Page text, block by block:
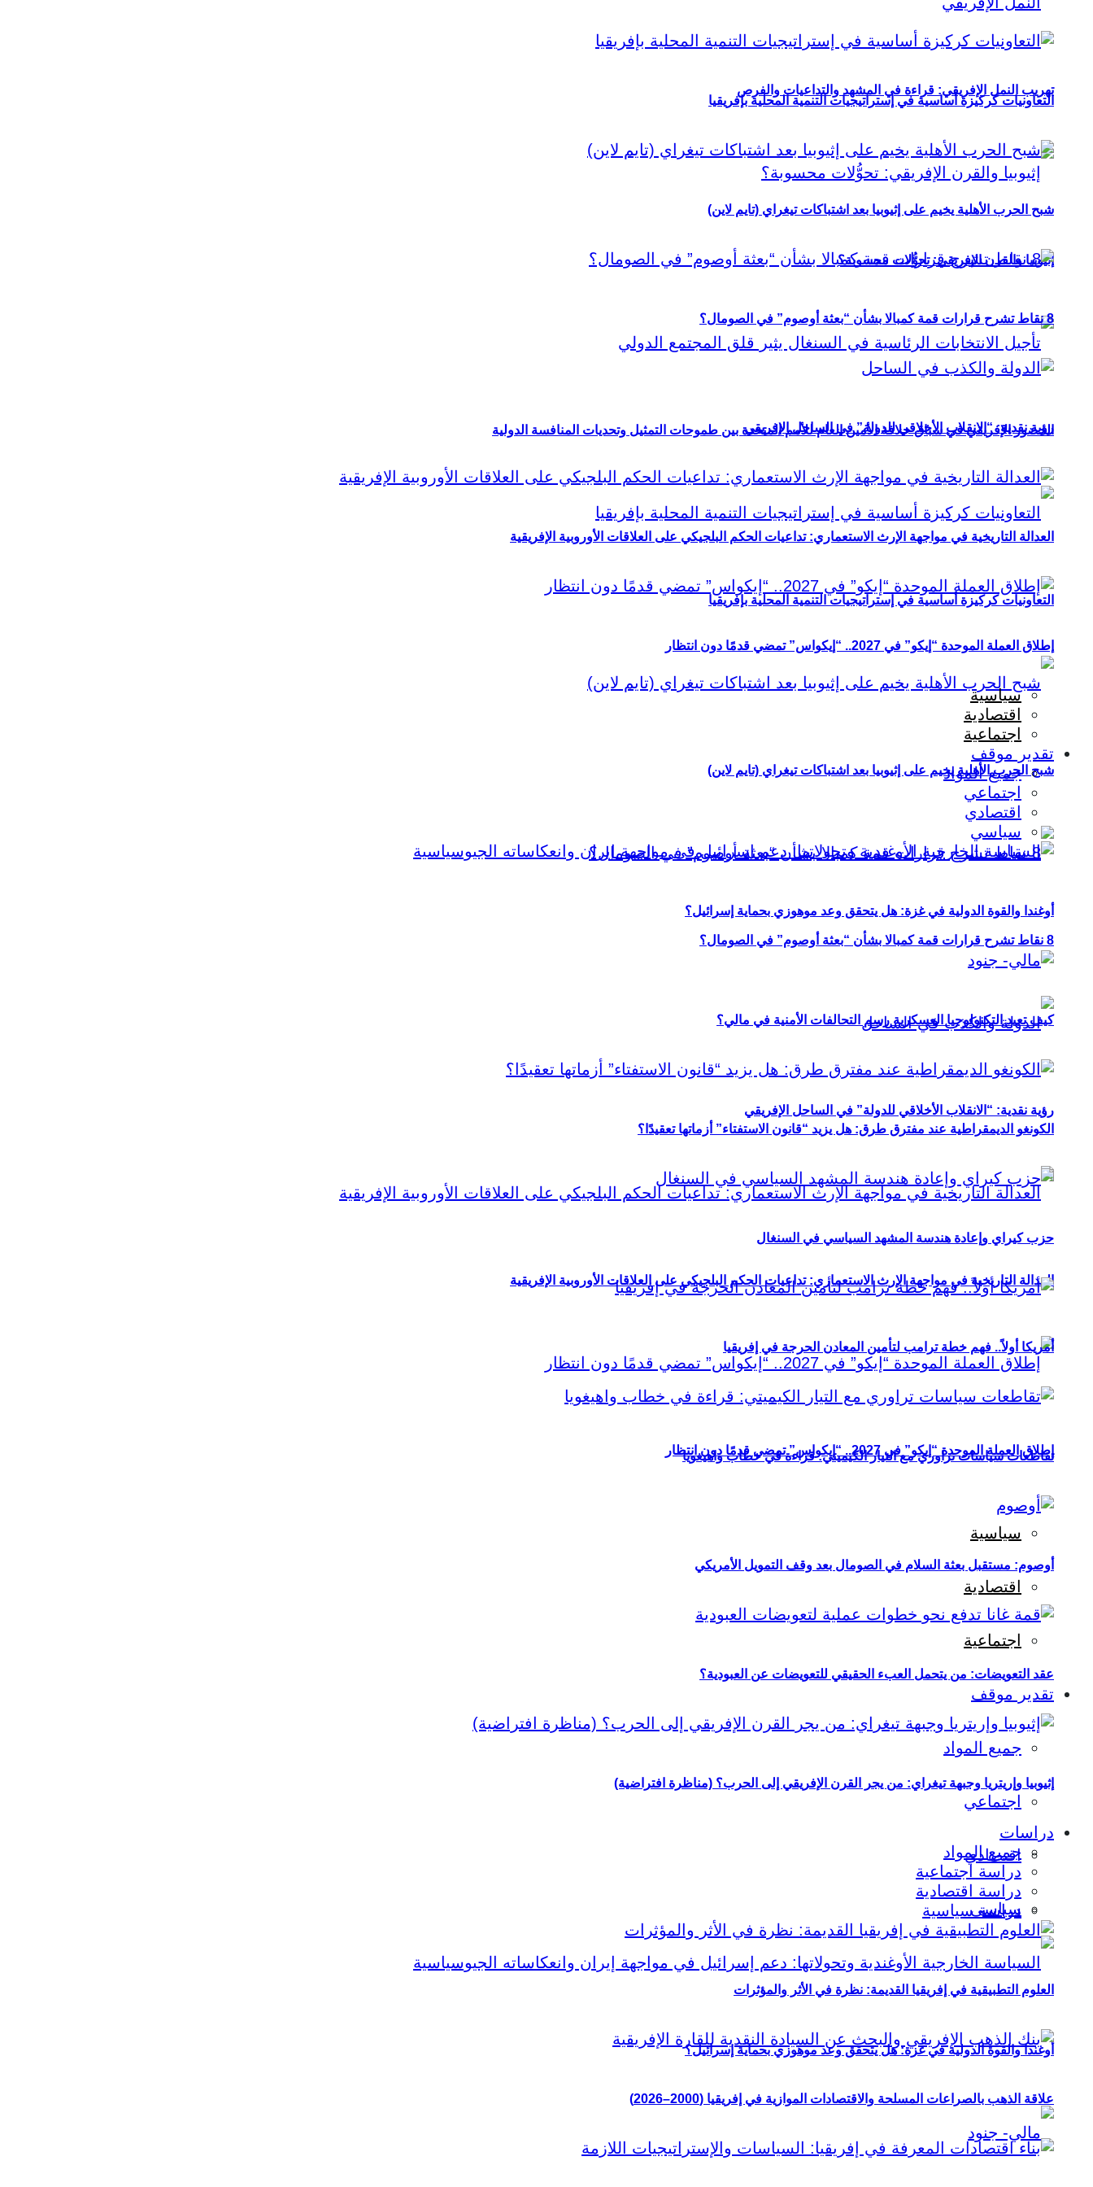
تهريب النمل الإفريقي: قراءة في المشهد والتداعيات والفرص
إثيوبيا والقرن الإفريقي: تحوُّلات محسوبة؟
الحضور الإفريقي في سباق خلافة الأمين العام للأمم المتحدة بين طموحات التمثيل وتحديات المنافسة الدولية
التعاونيات كركيزة أساسية في إستراتيجيات التنمية المحلية بإفريقيا
شبح الحرب الأهلية يخيم على إثيوبيا بعد اشتباكات تيغراي (تايم لاين)
8 نقاط تشرح قرارات قمة كمبالا بشأن “بعثة أوصوم” في الصومال؟
رؤية نقدية: “الانقلاب الأخلاقي للدولة” في الساحل الإفريقي
العدالة التاريخية في مواجهة الإرث الاستعماري: تداعيات الحكم البلجيكي على العلاقات الأوروبية الإفريقية
إطلاق العملة الموحدة “إيكو” في 2027.. “إيكواس” تمضي قدمًا دون انتظار
سياسية
اقتصادية
اجتماعية
تقدير موقف
جميع المواد
اجتماعي
اقتصادي
سياسي
أوغندا والقوة الدولية في غزة: هل يتحقق وعد موهوزي بحماية إسرائيل؟
التعاونيات كركيزة أساسية في إستراتيجيات التنمية المحلية بإفريقيا
شبح الحرب الأهلية يخيم على إثيوبيا بعد اشتباكات تيغراي (تايم لاين)
8 نقاط تشرح قرارات قمة كمبالا بشأن “بعثة أوصوم” في الصومال؟
رؤية نقدية: “الانقلاب الأخلاقي للدولة” في الساحل الإفريقي
العدالة التاريخية في مواجهة الإرث الاستعماري: تداعيات الحكم البلجيكي على العلاقات الأوروبية الإفريقية
إطلاق العملة الموحدة “إيكو” في 2027.. “إيكواس” تمضي قدمًا دون انتظار
سياسية
اقتصادية
اجتماعية
تقدير موقف
جميع المواد
اجتماعي
اقتصادي
سياسي
أوغندا والقوة الدولية في غزة: هل يتحقق وعد موهوزي بحماية إسرائيل؟
كيف تعيد التكنولوجيا العسكرية رسم التحالفات الأمنية في مالي؟
الكونغو الديمقراطية عند مفترق طرق: هل يزيد “قانون الاستفتاء” أزماتها تعقيدًا؟
حزب كيراي وإعادة هندسة المشهد السياسي في السنغال
أمريكا أولاً.. فهم خطة ترامب لتأمين المعادن الحرجة في إفريقيا
تقاطعات سياسات تراوري مع التيار الكيميتي: قراءة في خطاب واهيغويا
أوصوم: مستقبل بعثة السلام في الصومال بعد وقف التمويل الأمريكي
عقد التعويضات: من يتحمل العبء الحقيقي للتعويضات عن العبودية؟
إثيوبيا وإريتريا وجبهة تيغراي: من يجر القرن الإفريقي إلى الحرب؟ (مناظرة افتراضية)
دراسات
جميع المواد
دراسة اجتماعية
دراسة اقتصادية
دراسة سياسية
العلوم التطبيقية في إفريقيا القديمة: نظرة في الأثر والمؤثرات
علاقة الذهب بالصراعات المسلحة والاقتصادات الموازية في إفريقيا (2000–2026)